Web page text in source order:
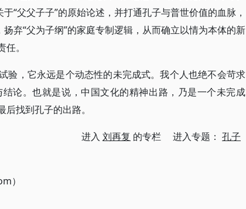
“父父子子”的原始论述，并打通孔子与普世价值的血脉，
弃“父为子纲”的家庭专制逻辑，从而确立以情为本体的新
。
验，它永远是个动态性的未完成式。我个人也绝不会苛求
论。也就是说，中国文化的精神出路，乃是一个未完成
找到孔子的出路。
进入 刘再复 的专栏 进入专题： 孔子
）